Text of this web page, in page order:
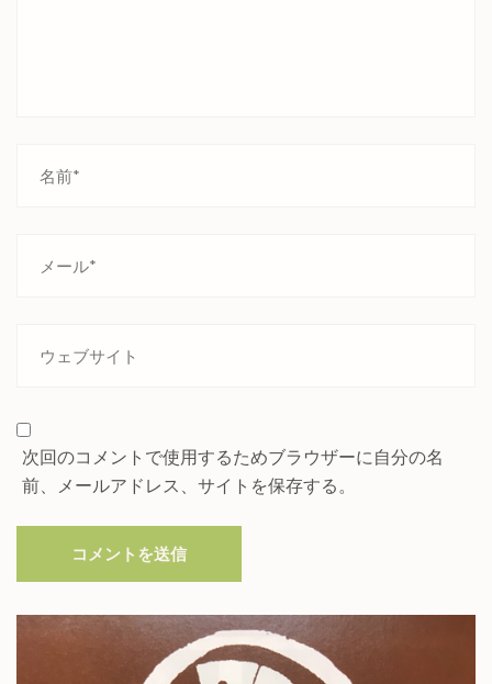
次回のコメントで使用するためブラウザーに自分の名
前、メールアドレス、サイトを保存する。